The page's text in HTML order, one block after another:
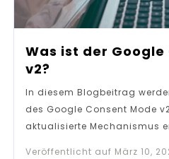
Was ist der Google
v2?
In diesem Blogbeitrag
des Google Consent Mode
aktualisierte Mechanismus
Veröffentlicht auf März 10,